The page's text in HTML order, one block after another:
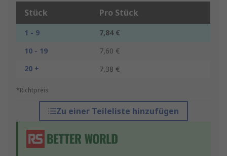
Stück Pro Stück
1 - 9
7,84 €
10 - 19
7,60 €
20 +
7,38 €
*Richtpreis
Zu einer Teileliste hinzufügen